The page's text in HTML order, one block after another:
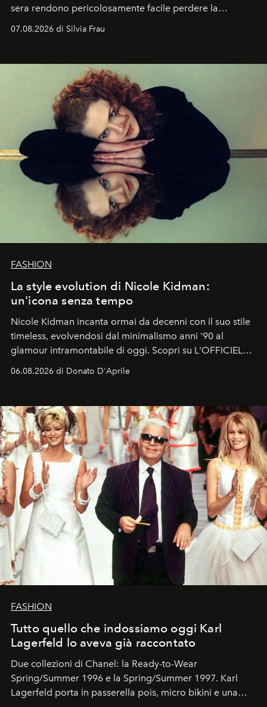
sera rendono pericolosamente facile perdere la
07.08.2026 di Silvia Frau
FASHION
La style evolution di Nicole Kidman:
un'icona senza tempo
Nicole Kidman incanta ormai da decenni con il suo stile
timeless, evolvendosi dal minimalismo anni '90 al
glamour intramontabile di oggi. Scopri su L'OFFICIEL
06.08.2026 di Donato D'Aprile
FASHION
Tutto quello che indossiamo oggi Karl
Lagerfeld lo aveva già raccontato
Due collezioni di Chanel: la Ready-to-Wear
Spring/Summer 1996 e la Spring/Summer 1997. Karl
Lagerfeld porta in passerella pois, micro bikini e una